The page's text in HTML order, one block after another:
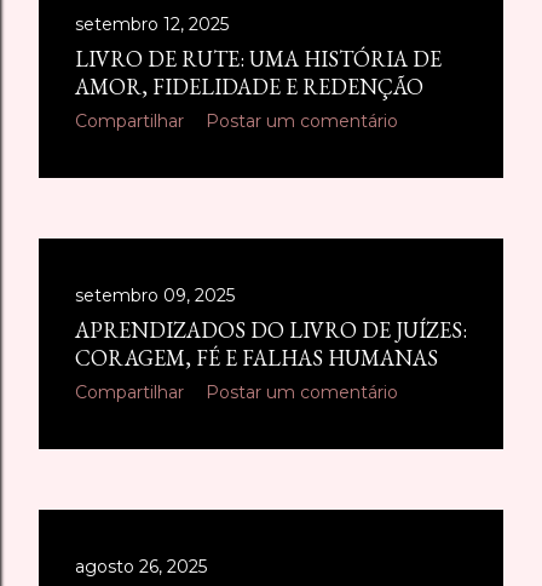
setembro 12, 2025
LIVRO DE RUTE: UMA HISTÓRIA DE
AMOR, FIDELIDADE E REDENÇÃO
Compartilhar Postar um comentário
setembro 09, 2025
APRENDIZADOS DO LIVRO DE JUÍZES:
CORAGEM, FÉ E FALHAS HUMANAS
Compartilhar Postar um comentário
agosto 26, 2025